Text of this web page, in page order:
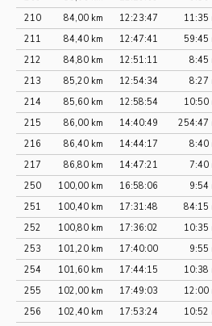
210
84,00 km 12:23:47 11:35
211
84,40 km 12:47:41 59:45
212
84,80 km 12:51:11 8:45
213
85,20 km 12:54:34 8:27
214
85,60 km 12:58:54 10:50
215
86,00 km 14:40:49 254:47
216
86,40 km 14:44:17 8:40
217
86,80 km 14:47:21 7:40
250
100,00 km 16:58:06 9:54
251
100,40 km 17:31:48 84:15
252
100,80 km 17:36:02 10:35
253
101,20 km 17:40:00 9:55
254
101,60 km 17:44:15 10:38
255
102,00 km 17:49:03 12:00
256
102,40 km 17:53:24 10:52